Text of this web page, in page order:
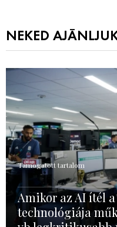
NEKED
Támogatott tartalom
Amikor az AI ítél
technológiája